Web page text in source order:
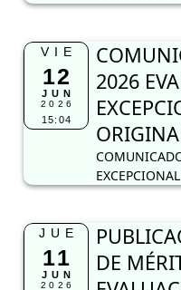
VIE
12
JUN
2026
15:04
2026
JUE
11
JUN
2026
DE